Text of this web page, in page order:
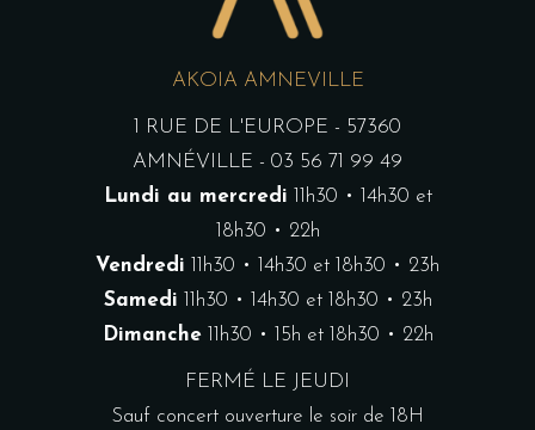
AKOIA AMNEVILLE
1 RUE DE L'EUROPE - 57360
AMNÉVILLE - 03 56 71 99 49
Lundi au mercredi 11h30 • 14h30 et
18h30 • 22h
Vendredi 11h30 • 14h30 et 18h30 • 23h
Samedi 11h30 • 14h30 et 18h30 • 23h
Dimanche11h30 • 15h et 18h30 • 22h
FERMÉ LE JEUDI
Sauf concert ouverture le soir de 18H